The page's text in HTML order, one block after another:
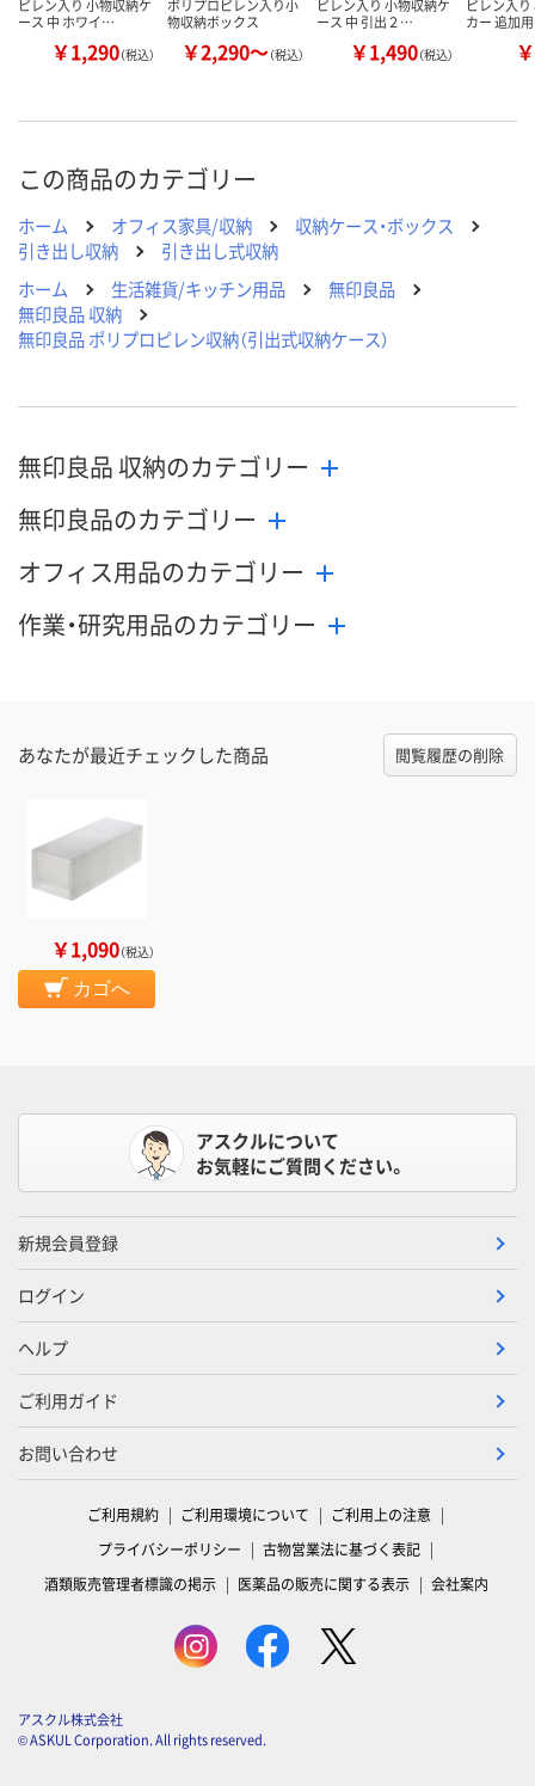
ピレン入り 小物収納ケ
ース 中 ホワイ…
￥1,290（税込）
ポリプロピレン入り小
物収納ボックス
￥2,290～（税込）
ピレン入り 小物収納ケ
ース 中 引出２…
￥1,490（税込）
ピレン入
カー 追加
この商品のカテゴリー
ホーム オフィス家具/収納
収納ケース・ボックス
引き出し収納
引き出し式収納
ホーム
生活雑貨/キッチン用品
無印良品
無印良品 収納
無印良品 ポリプロピレン収納（引出式収納ケース）
無印良品 収納のカテゴリー
無印良品のカテゴリー
オフィス用品のカテゴリー
作業・研究用品のカテゴリー
あなたが最近チェックした商品 閲覧履歴の削除
￥1,090（税込）
カゴへ
アスクルについて
お気軽にご質問ください。
新規会員登録
ログイン
ヘルプ
ご利用ガイド
お問い合わせ
ご利用規約 ご利用環境について
ご利用上の注意
プライバシーポリシー
古物営業法に基づく表記
酒類販売管理者標識の掲示
医薬品の販売に関する表示 会社案内
アスクル株式会社
© ASKUL Corporation. All rights reserved.